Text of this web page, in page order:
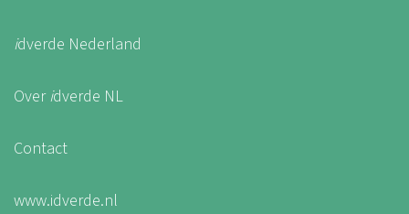
idverde Nederland
Overidverde NL
Contact
www.idverde.nl